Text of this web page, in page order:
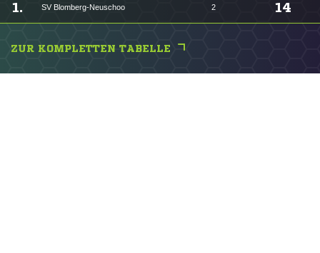
1. SV Blomberg-Neuschoo 2 14
ZUR KOMPLETTEN TABELLE